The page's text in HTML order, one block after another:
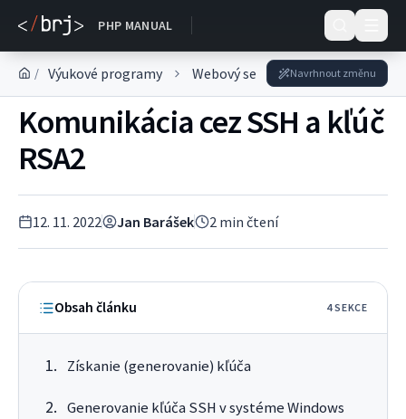
PHP MANUAL
DOKUMENTACE
/ Výukové programy Webový server Správa
Navrhnout změnu
Komunikácia cez SSH a kľúč
RSA2
12. 11. 2022 Jan Barášek 2 min čtení
Obsah článku 4SEKCE
Získanie (generovanie) kľúča
Generovanie kľúča SSH v systéme Windows